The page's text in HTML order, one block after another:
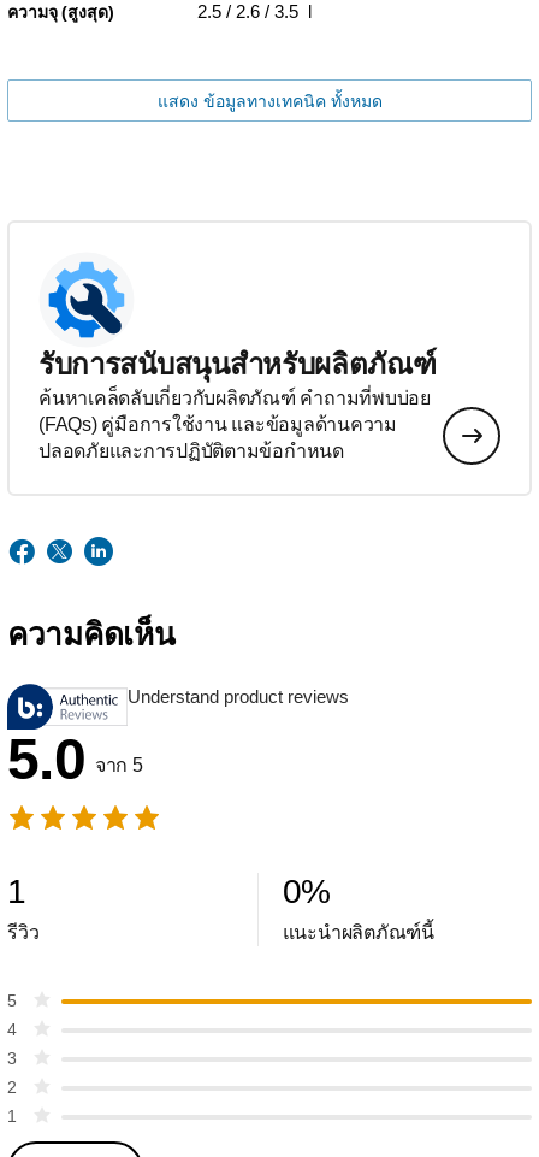
ความจุ (สูงสุด) 2.5 / 2.6 / 3.5 l
แสดง ข้อมูลทางเทคนิค ทั้งหมด
รับการสนับสนุนสำหรับผลิตภัณฑ์
ค้นหาเคล็ดลับเกี่ยวกับผลิตภัณฑ์ คำถามที่พบบ่อย
(FAQs) คู่มือการใช้งาน และข้อมูลด้านความ
ปลอดภัยและการปฏิบัติตามข้อกำหนด
ความคิดเห็น
Understand product reviews
5.0 จาก 5
1
รีวิว
0%
แนะนำผลิตภัณฑ์นี้
5
4
3
2
1